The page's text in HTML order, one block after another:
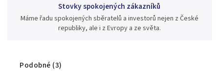
Stovky spokojených zákazníků
Máme řadu spokojených sběratelů a investorů nejen z České
republiky, ale i z Evropy a ze světa.
Podobné (3)